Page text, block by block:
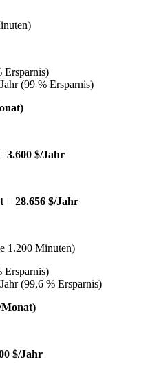
Ersparnis)
(99 % Ersparnis)
3.600 $/Jahr
= 28.656 $/Jahr
1.200 Minuten)
Ersparnis)
(99,6 % Ersparnis)
Monat)
$/Jahr